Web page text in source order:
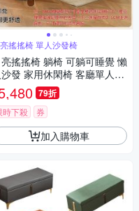
搖搖椅 單人沙發椅
亮搖搖椅 躺椅 可躺可睡覺 懶
沙發 家用休閑椅 客廳單人沙
椅 座椅 79折
時下殺 券
加入購物車